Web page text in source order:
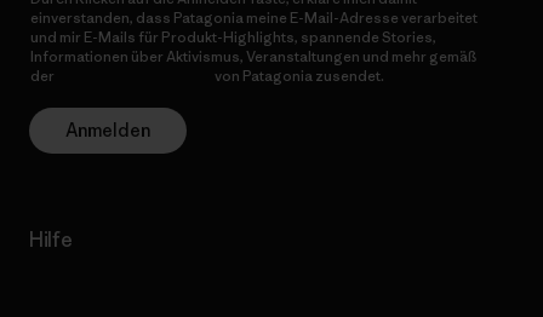
einverstanden, dass Patagonia meine E-Mail-Adresse verarbeitet
und mir E-Mails für Produkt-Highlights, spannende Stories,
Informationen über Aktivismus, Veranstaltungen und mehr gemäß
der
von Patagonia zusendet.
Anmelden
Hilfe